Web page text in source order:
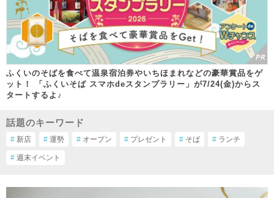
ふくいのそばを食べて温泉宿泊券やいちほまれなどの豪華賞品をゲ
ット！ 「ふくいそば スマホdeスタンプラリー」が7/24(金)からス
タートするよ♪
話題のキーワード
# 新店 # 運勢 # オープン # プレゼント # そば # ランチ
# 週末イベント